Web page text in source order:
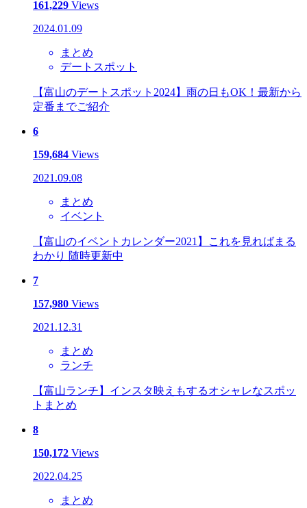
161,229 Views
2024.01.09
まとめ
デートスポット
【富山のデートスポット2024】雨の日もOK！最新から
定番までご紹介
6
159,684 Views
2021.09.08
まとめ
イベント
【富山のイベントカレンダー2021】これを見ればまる
わかり 随時更新中
7
157,980 Views
2021.12.31
まとめ
ランチ
【富山ランチ】インスタ映えもするオシャレなスポッ
トまとめ
8
150,172 Views
2022.04.25
まとめ